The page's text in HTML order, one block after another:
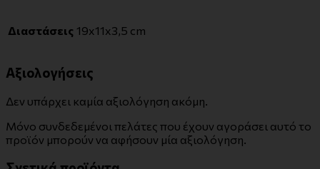
Διαστάσεις 19x11x3,5 cm
Αξιολογήσεις
Δεν υπάρχει καμία αξιολόγηση ακόμη.
Μόνο συνδεδεμένοι πελάτες που έχουν αγοράσει αυτό το
προϊόν μπορούν να αφήσουν μία αξιολόγηση.